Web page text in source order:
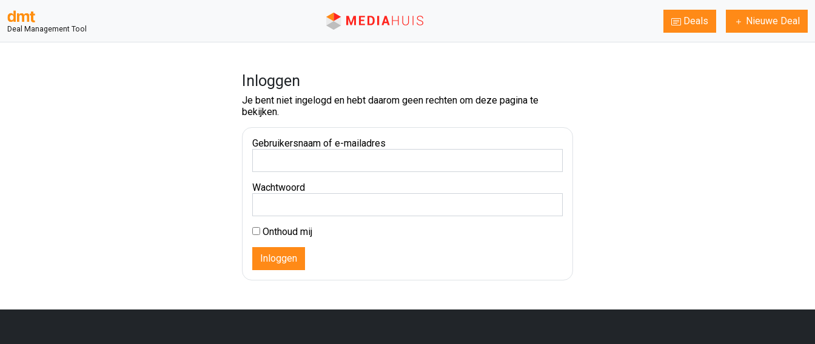
Deal Management Tool
Deals Nieuwe Deal
Inloggen
Je bent niet ingelogd en hebt daarom geen rechten om deze pagina te
bekijken.
Gebruikersnaam of e-mailadres
Wachtwoord
Onthoud mij